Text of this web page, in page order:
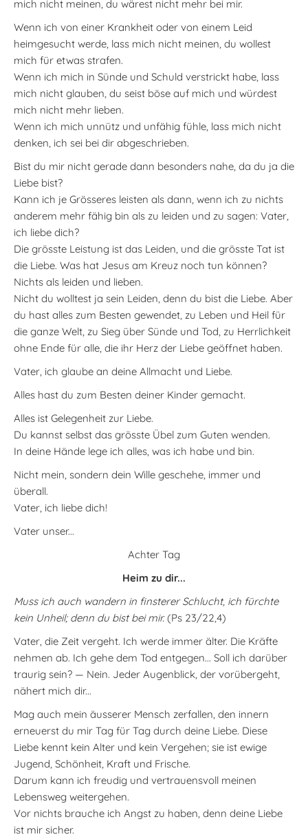
mich nicht meinen, du wärest nicht mehr bei mir.
Wenn ich von einer Krankheit oder von einem Leid
heimgesucht werde, lass mich nicht meinen, du wollest
mich für etwas strafen.
Wenn ich mich in Sünde und Schuld verstrickt habe, lass
mich nicht glauben, du seist böse auf mich und würdest
mich nicht mehr lieben.
Wenn ich mich unnütz und unfähig fühle, lass mich nicht
denken, ich sei bei dir abgeschrieben.
Bist du mir nicht gerade dann besonders nahe, da du ja die
Liebe bist?
Kann ich je Grösseres leisten als dann, wenn ich zu nichts
anderem mehr fähig bin als zu leiden und zu sagen: Vater,
ich liebe dich?
Die grösste Leistung ist das Leiden, und die grösste Tat ist
die Liebe. Was hat Jesus am Kreuz noch tun können?
Nichts als leiden und lieben.
Nicht du wolltest ja sein Leiden, denn du bist die Liebe. Aber
du hast alles zum Besten gewendet, zu Leben und Heil für
die ganze Welt, zu Sieg über Sünde und Tod, zu Herrlichkeit
ohne Ende für alle, die ihr Herz der Liebe geöffnet haben.
Vater, ich glaube an deine Allmacht und Liebe.
Alles hast du zum Besten deiner Kinder gemacht.
Alles ist Gelegenheit zur Liebe.
Du kannst selbst das grösste Übel zum Guten wenden.
In deine Hände lege ich alles, was ich habe und bin.
Nicht mein, sondern dein Wille geschehe, immer und
überall.
Vater, ich liebe dich!
Vater unser...
Achter Tag
Heim zu dir...
Muss ich auch wandern in finsterer Schlucht, ich fürchte
kein Unheil; denn du bist bei mir.(Ps 23/22,4)
Vater, die Zeit vergeht. Ich werde immer älter. Die Kräfte
nehmen ab. Ich gehe dem Tod entgegen... Soll ich darüber
traurig sein? — Nein. Jeder Augenblick, der vorübergeht,
nähert mich dir...
Mag auch mein äusserer Mensch zerfallen, den innern
erneuerst du mir Tag für Tag durch deine Liebe. Diese
Liebe kennt kein Alter und kein Vergehen; sie ist ewige
Jugend, Schönheit, Kraft und Frische.
Darum kann ich freudig und vertrauensvoll meinen
Lebensweg weitergehen.
Vor nichts brauche ich Angst zu haben, denn deine Liebe
ist mir sicher.